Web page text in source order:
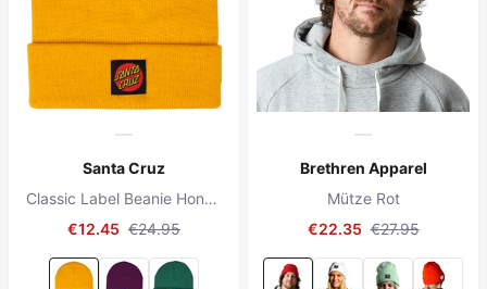
Santa Cruz
Classic Label Beanie Honeycomb
€12.45 €24.95
Brethren Apparel
Mütze Rot
€22.35 €27.95